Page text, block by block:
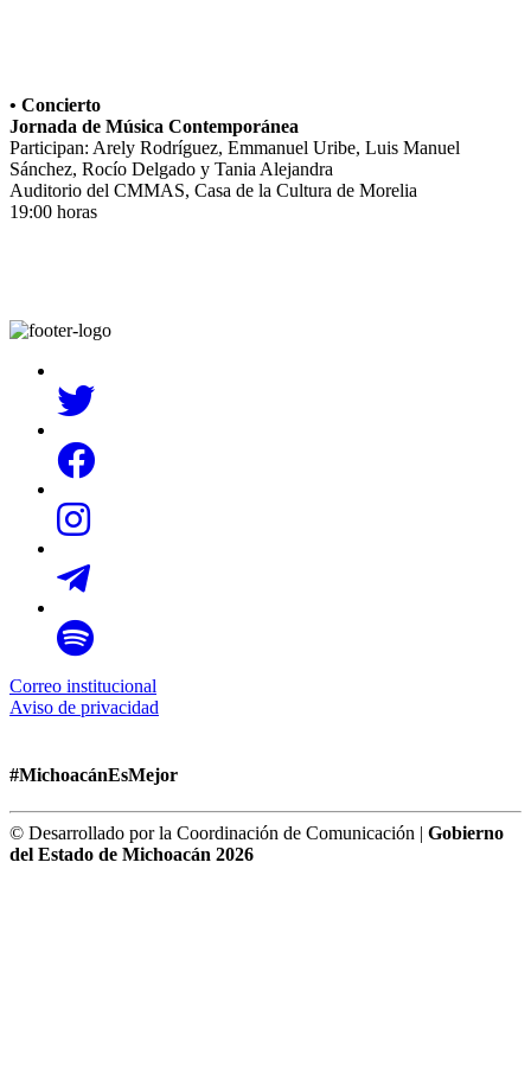
• Concierto
Jornada de Música Contemporánea
Participan: Arely Rodríguez, Emmanuel Uribe, Luis Manuel
Sánchez, Rocío Delgado y Tania Alejandra
Auditorio del CMMAS, Casa de la Cultura de Morelia
19:00 horas
Correo institucional
Aviso de privacidad
#MichoacánEsMejor
© Desarrollado por la Coordinación de Comunicación | Gobierno
del Estado de Michoacán 2026